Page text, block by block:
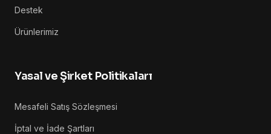
Destek
Ürünlerimiz
Yasal ve Şirket Politikaları
Mesafeli Satış Sözleşmesi
İptal ve İade Şartları